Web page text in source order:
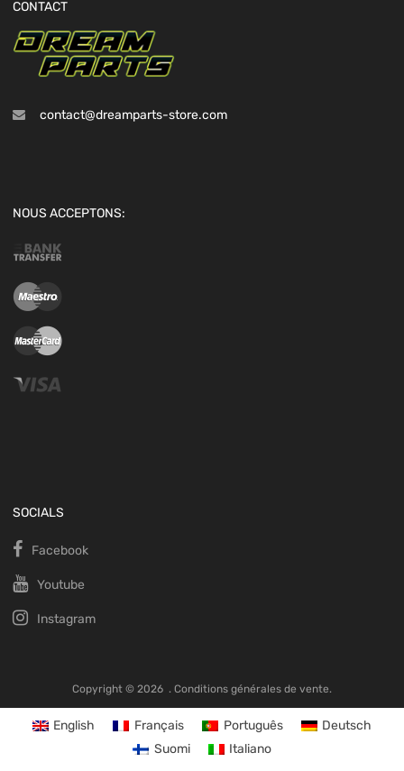
CONTACT
contact@dreamparts-store.com
NOUS ACCEPTONS:
SOCIALS
Facebook
Youtube
Instagram
Copyright © 2026 . Conditions générales de vente.
English Français Português
Deutsch
Suomi
Italiano